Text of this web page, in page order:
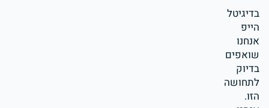
בדיגיטל
הייפ
אנחנו
שואפים
בדיוק
לתחושה
הזו.